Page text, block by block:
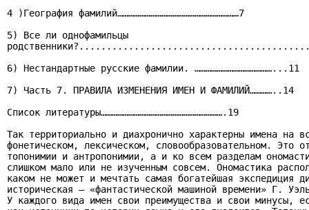
4 )География фамилий…………………………………………………………7
5) Все ли однофамильцы
6) Нестандартные русские фамилии. ……………………………………...11
7) Часть 7. ПРАВИЛА ИЗМЕНЕНИЯ ИМЕН И ФАМИЛИЙ…………..14
Список литературы………………………………………………………….19
Так территориально и диахронично характерны имена на
фонетическом, лексическом, словообразовательном. Это
топонимии и антропонимии, а и ко всем разделам
слишком мало или не изученным совсем. Ономастика
каком не может и мечтать самая богатейшая экспедиция
историческая – «фантастической машиной времени» Г.
У каждого вида имен свои преимущества и свои минусы,